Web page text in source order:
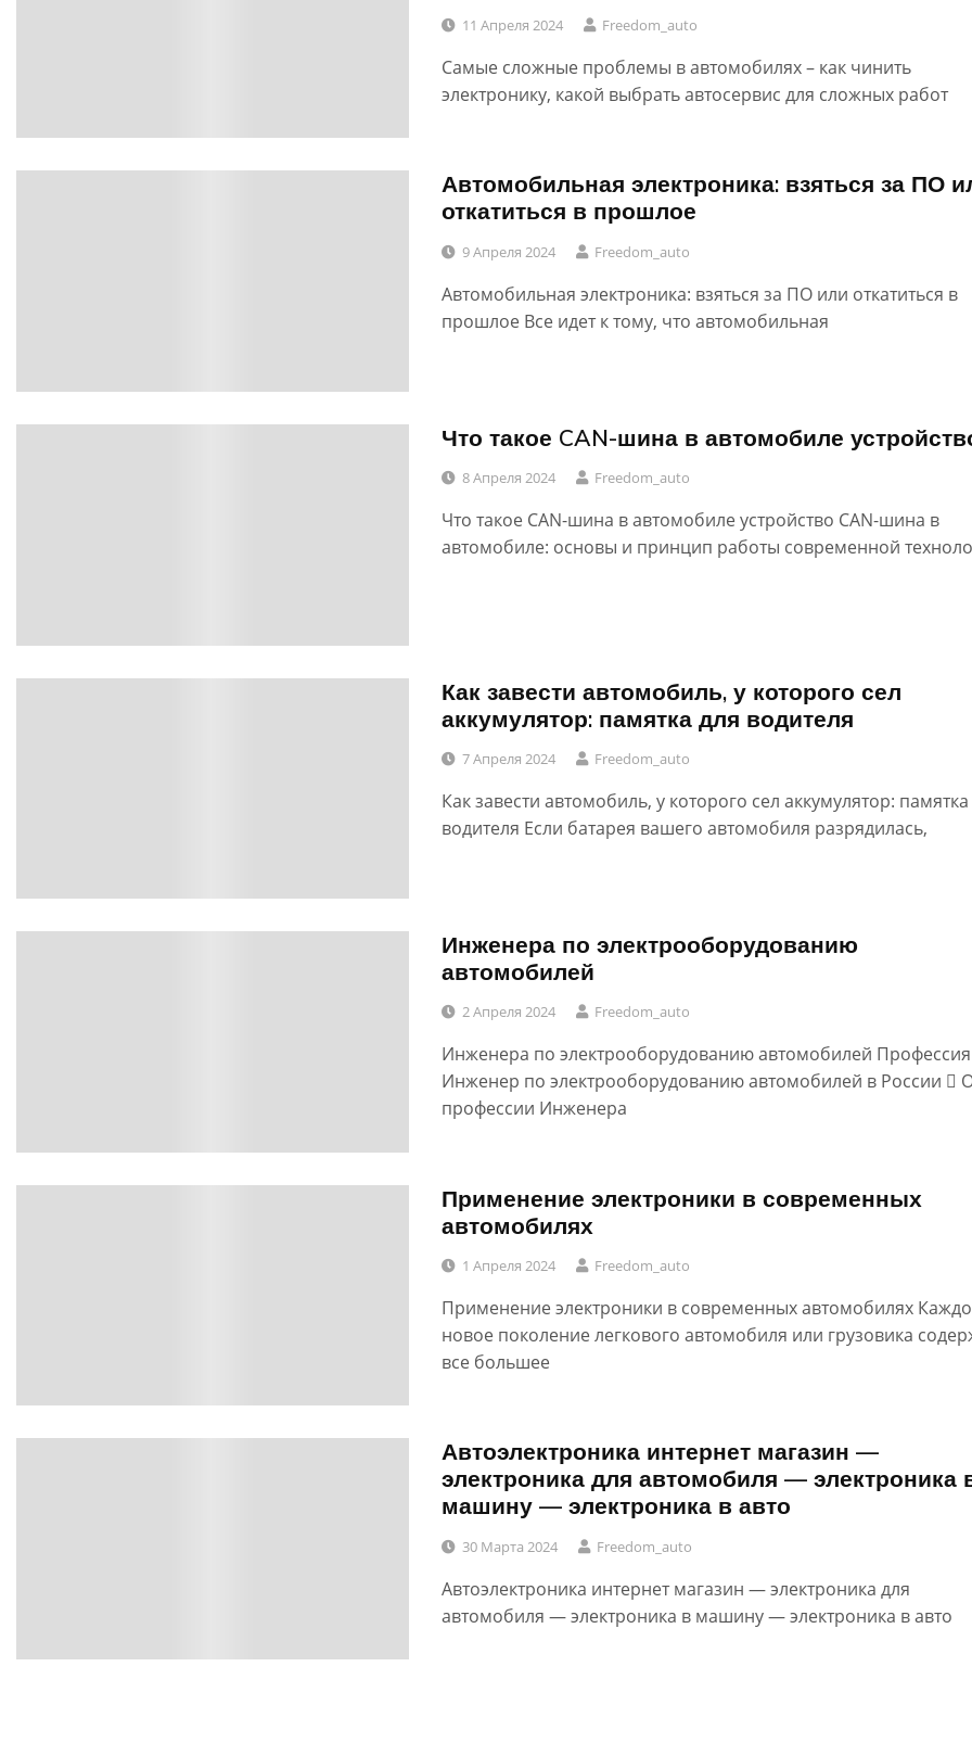
11 Апреля 2024 Freedom_auto
Самые сложные проблемы в автомобилях – как чинить
электронику, какой выбрать автосервис для сложных работ
Автомобильная электроника: взяться за ПО
откатиться в прошлое
9 Апреля 2024 Freedom_auto
Автомобильная электроника: взяться за ПО или откатиться в
прошлое Все идет к тому, что автомобильная
Что такое CAN-шина в автомобиле
8 Апреля 2024 Freedom_auto
Что такое CAN-шина в автомобиле устройство CAN-шина в
автомобиле: основы и принцип работы современной
Как завести автомобиль, у которого сел
аккумулятор: памятка для водителя
7 Апреля 2024 Freedom_auto
Как завести автомобиль, у которого сел аккумулятор:
водителя Если батарея вашего автомобиля разрядилась,
Инженера по электрооборудованию
автомобилей
2 Апреля 2024 Freedom_auto
Инженера по электрооборудованию автомобилей Профессия
Инженер по электрооборудованию автомобилей в России 
профессии Инженера
Применение электроники в современных
автомобилях
1 Апреля 2024 Freedom_auto
Применение электроники в современных автомобилях
новое поколение легкового автомобиля или грузовика
все большее
Автоэлектроника интернет магазин —
электроника для автомобиля — электроника
машину — электроника в авто
30 Марта 2024 Freedom_auto
Автоэлектроника интернет магазин — электроника для
автомобиля — электроника в машину — электроника в авто